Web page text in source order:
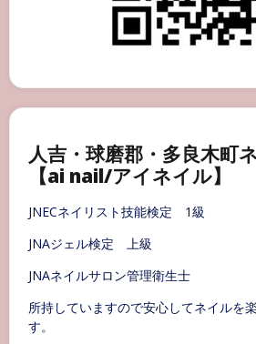
人吉・球磨郡・多良木町
【ai nail/アイネイル】
JNECネイリスト技能検定 1級
JNAジェル検定 上級
JNAネイルサロン管理衛生士
所持していますので安心してネイルを
す。